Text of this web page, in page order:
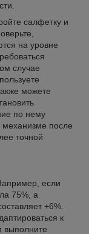
салфетку и
на уровне
случае
можете
по нему
механизме после
точной
если
75%, а
+6%.
к
выполните